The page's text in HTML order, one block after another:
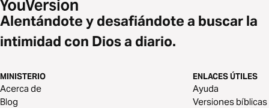
Alentándote y desafiándote a buscar la
intimidad con Dios a diario.
MINISTERIO
Acerca de
Blog
ENLACES ÚTILES
Ayuda
Versiones bíblicas